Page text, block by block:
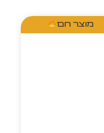
מוצר חם